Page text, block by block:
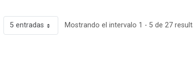
5 entradas Mostrando el intervalo 1 - 5 de 27